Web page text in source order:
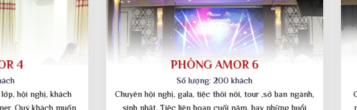
1
gia đình, bàn đối
ấm cúng với không
PHÒNG AMOR 2
Số lượng: 25 khách
Chuyên khách Vip, khách lẻ, sinh nhật, họp lớp. Phòng
thiết kế với nội thất sáng trọng, màu sắc tinh tế trang
nhã thích hợp cho những…